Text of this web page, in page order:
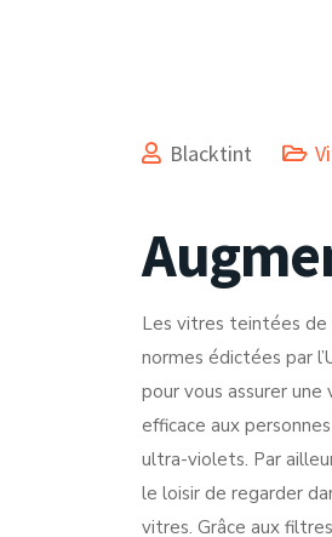
Blacktint
Les vitres teintées de
normes édictées par
pour vous assurer
efficace aux
ultra-violets. Par
le loisir de regarder
vitres. Grâce aux